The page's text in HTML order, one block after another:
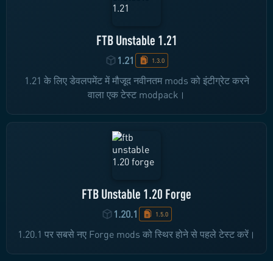
FTB Unstable 1.21
1.21 1.3.0
1.21 के लिए डेवलपमेंट में मौजूद नवीनतम mods को इंटीग्रेट करने
वाला एक टेस्ट modpack।
FTB Unstable 1.20 Forge
1.20.1 1.5.0
1.20.1 पर सबसे नए Forge mods को स्थिर होने से पहले टेस्ट करें।